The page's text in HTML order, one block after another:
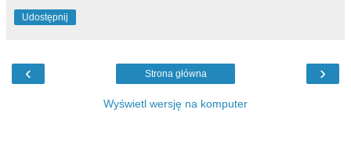
Udostępnij
‹ ›
Strona główna
Wyświetl wersję na komputer